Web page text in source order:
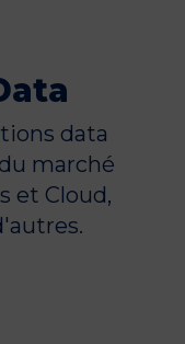
data
marché
et Cloud,